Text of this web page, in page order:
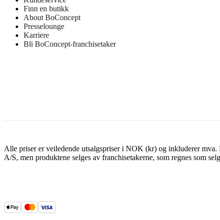
Finn en butikk
About BoConcept
Presselounge
Karriere
Bli BoConcept-franchisetaker
Alle priser er veiledende utsalgspriser i NOK (kr) og inkluderer mva.
A/S, men produktene selges av franchisetakerne, som regnes som